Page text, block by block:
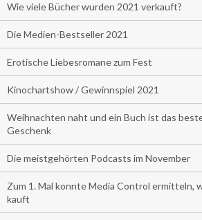
Wie viele Bücher wurden 2021 verkauft?
Die Medien-Bestseller 2021
Erotische Liebesromane zum Fest
Kinochartshow / Gewinnspiel 2021
Weihnachten naht und ein Buch ist das
Geschenk
Die meistgehörten Podcasts im November
Zum 1. Mal konnte Media Control ermitteln,
kauft